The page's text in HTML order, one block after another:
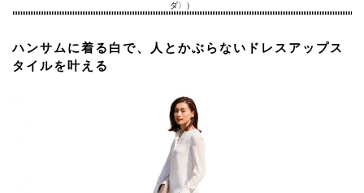
ダ〉）
ハンサムに着る白で、人とかぶらないドレスアップス
タイルを叶える